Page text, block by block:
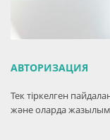
АВТОРИЗАЦИЯ
Тек тіркелген
және оларда жазылым